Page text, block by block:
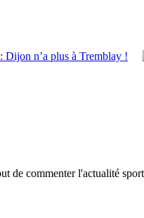
Dijon n’a plus à Tremblay !
commenter l'actualité